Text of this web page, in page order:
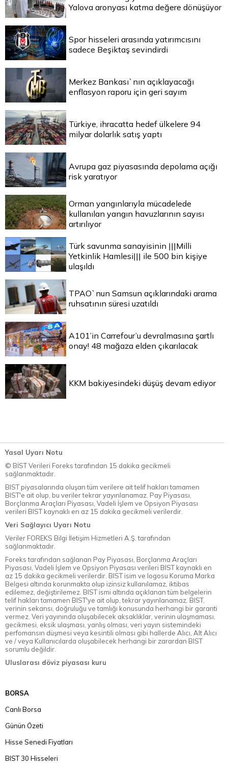
Yalova aronyası katma değere dönüşüyor
Spor hisseleri arasında yatırımcısını
sadece Beşiktaş sevindirdi
Merkez Bankası`nın açıklayacağı
enflasyon raporu için geri sayım
Türkiye, ihracatta hedef ülkelere 94
milyar dolarlık satış yaptı
Avrupa gaz piyasasında depolama açığı
risk yaratıyor
Orman yangınlarıyla mücadelede
kullanılan yangın havuzlarının sayısı
artırılıyor
Türk savunma sanayisinin |||Milli
Yetkinlik Hamlesi||| ile 500 bin kişiye
ulaşıldı
TPAO`nun Samsun açıklarındaki arama
ruhsatının süresi uzatıldı
A101’in Carrefour’u devralmasına şartlı
onay! 48 mağaza elden çıkarılacak
KKM bakiyesindeki düşüş devam ediyor
Yasal Uyarı Notu
© BİST Verileri Foreks tarafından 15 dakika gecikmeli
sağlanmaktadır.
BIST piyasalarında oluşan tüm verilere ait telif hakları tamamen
BIST'e ait olup, bu veriler tekrar yayınlanamaz. Pay Piyasası,
Borçlanma Araçları Piyasası, Vadeli İşlem ve Opsiyon Piyasası
verileri BIST kaynaklı en az 15 dakika gecikmeli verilerdir.
Veri Sağlayıcı Uyarı Notu
Veriler FOREKS Bilgi İletişim Hizmetleri A.Ş. tarafından
sağlanmaktadır.
Foreks tarafından sağlanan Pay Piyasası, Borçlanma Araçları
Piyasası, Vadeli İşlem ve Opsiyon Piyasası verileri BIST kaynaklı en
az 15 dakika gecikmeli verilerdir. BIST isim ve logosu Koruma Marka
Belgesi altında korunmakta olup izinsiz kullanılamaz, iktibas
edilemez, değiştirilemez. BIST ismi altında açıklanan tüm belgelerin
telif hakları tamamen BIST'ye ait olup, tekrar yayınlanamaz. BIST,
verinin sekansı, doğruluğu ve tamlığı konusunda herhangi bir garanti
vermez. Veri yayınında oluşabilecek aksaklıklar, verinin ulaşmaması,
gecikmesi, eksik ulaşması, yanlış olması, veri yayın sistemindeki
perfomansın düşmesi veya kesintili olması gibi hallerde Alıcı, Alt Alıcı
ve / veya Kullanıcılarda oluşabilecek herhangi bir zarardan BIST
sorumlu değildir.
Uluslarası döviz piyasası kuru
BORSA
Canlı Borsa
Günün Özeti
Hisse Senedi Fiyatları
BIST 30 Hisseleri